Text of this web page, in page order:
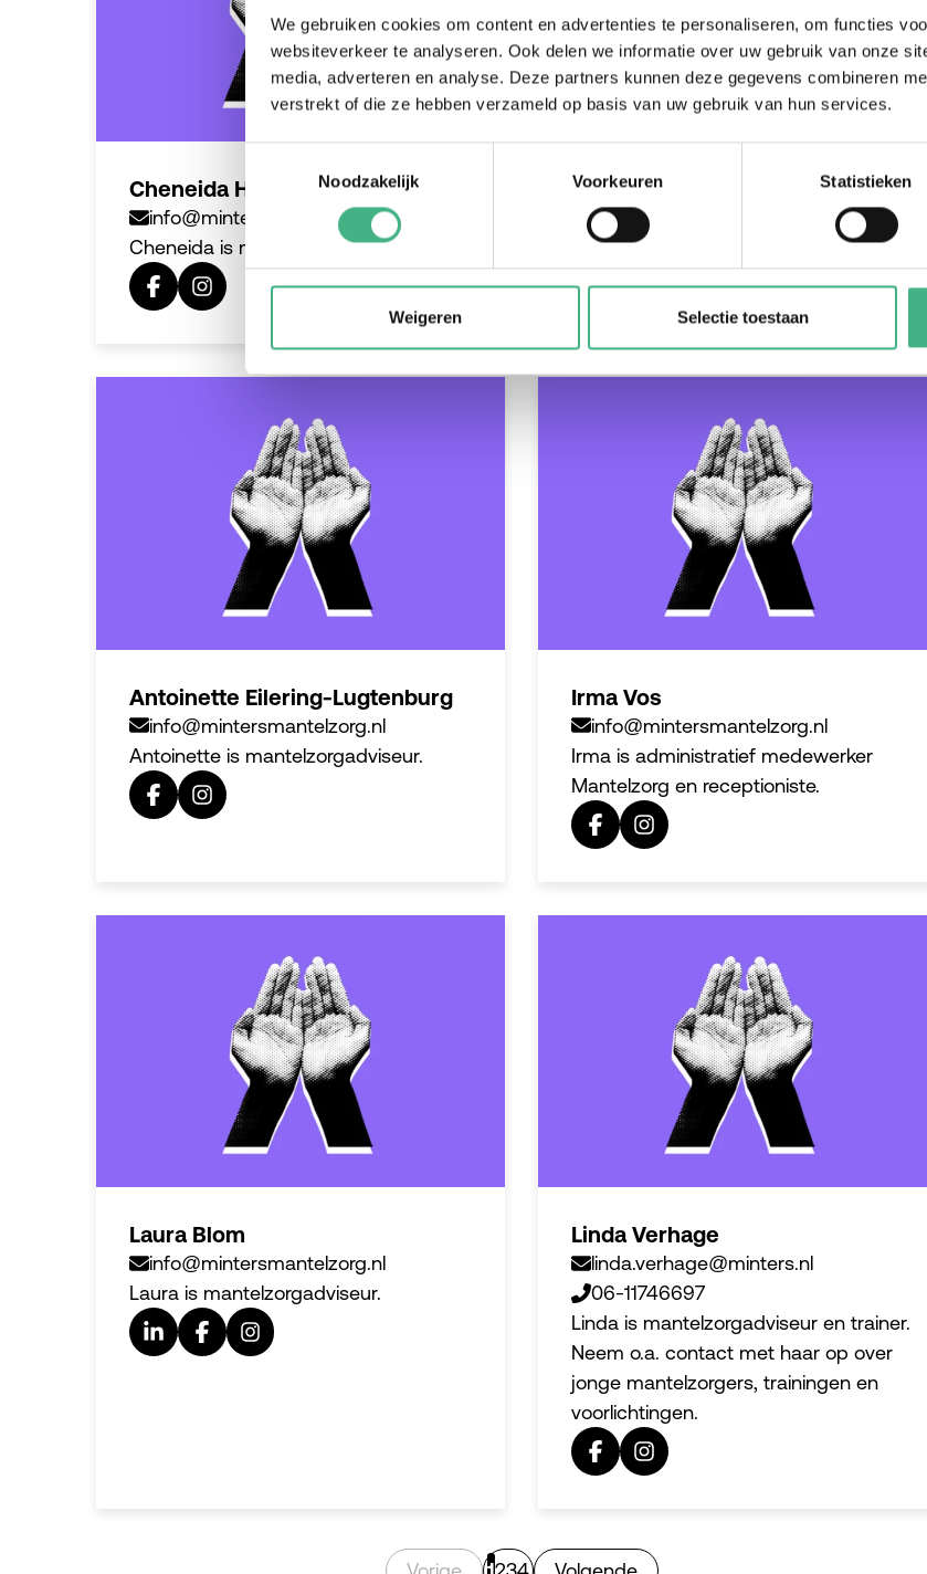
We gebruiken cookies om content en advertenties te personaliseren, om functies
websiteverkeer te analyseren. Ook delen we informatie over uw gebruik van onze
media, adverteren en analyse. Deze partners kunnen deze gegevens combineren
verstrekt of die ze hebben verzameld op basis van uw gebruik van hun services.
Noodzakelijk
Voorkeuren Statistieken
Weigeren Selectie toestaan
Cheneida Hasselbaink
info@mintersmantelzorg.nl
Cheneida is mantelzorgadviseur.
Ymke Goedhart
info@mintersmantelzorg.nl
Ymke is mantelzorgadviseur.
Antoinette Eilering-Lugtenburg
info@mintersmantelzorg.nl
Antoinette is mantelzorgadviseur.
Irma Vos
info@mintersmantelzorg.nl
Irma is administratief medewerker
Mantelzorg en receptioniste.
Laura Blom
info@mintersmantelzorg.nl
Laura is mantelzorgadviseur.
Linda Verhage
linda.verhage@minters.nl
06-11746697
Linda is mantelzorgadviseur en trainer.
Neem o.a. contact met haar op over
jonge mantelzorgers, trainingen en
voorlichtingen.